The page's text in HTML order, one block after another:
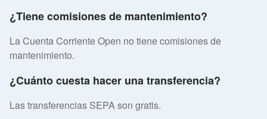
¿Tiene comisiones de mantenimiento?
La Cuenta Corriente Open no tiene comisiones de
mantenimiento.
¿Cuánto cuesta hacer una transferencia?
Las transferencias SEPA son gratis.